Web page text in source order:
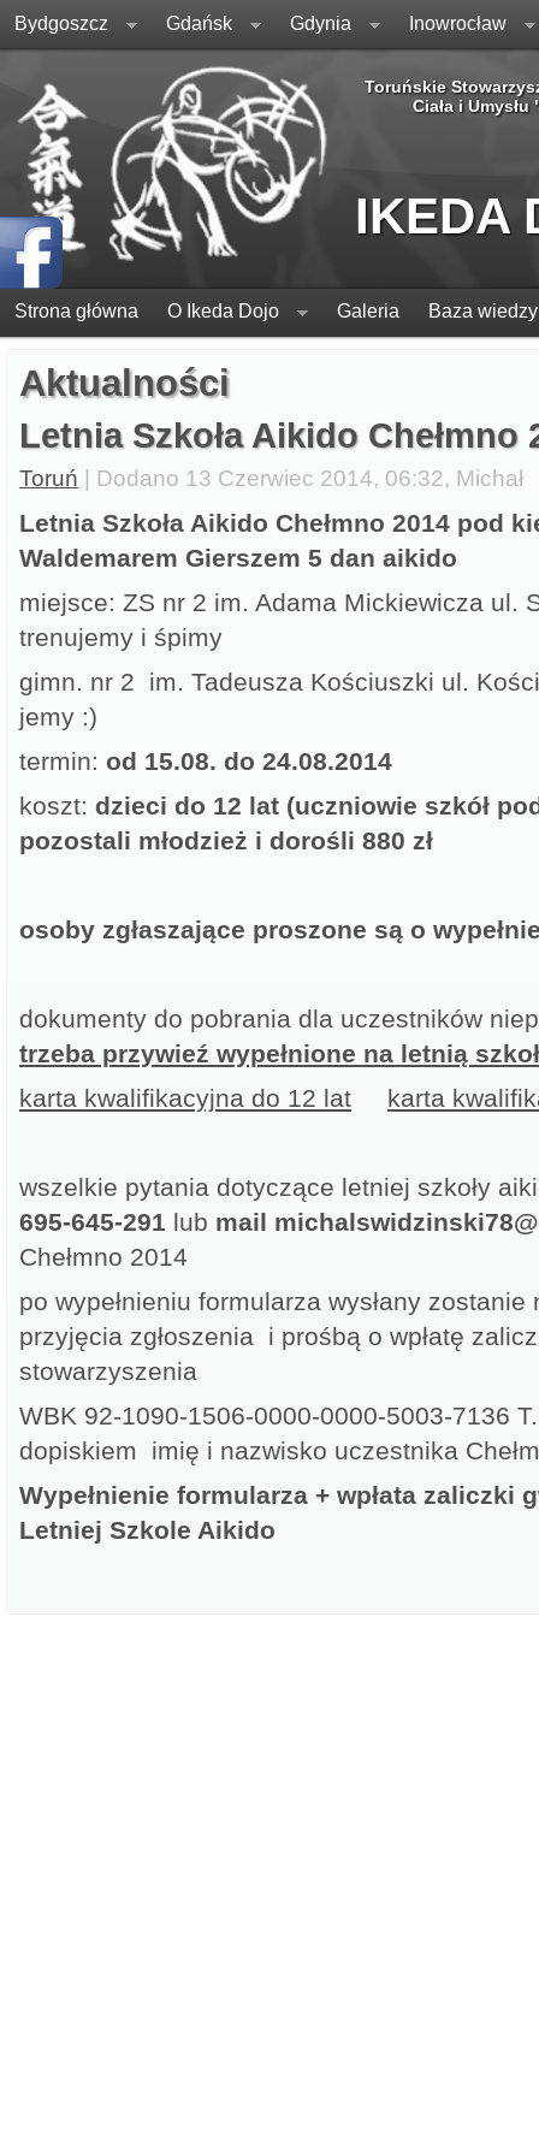
Bydgoszcz Gdańsk Gdynia Inowrocław
Toruńskie
Ciała i Umysłu
IKEDA
Strona główna O Ikeda Dojo Galeria Baza wiedzy
Aktualności
Letnia Szkoła Aikido Chełmno
Toruń | Dodano 13 Czerwiec 2014, 06:32, Michał
Letnia Szkoła Aikido Chełmno 2014 pod
Waldemarem Gierszem 5 dan aikido
miejsce: ZS nr 2 im. Adama Mickiewicza ul.
trenujemy i śpimy
gimn. nr 2 im. Tadeusza Kościuszki ul.
jemy :)
termin: od 15.08. do 24.08.2014
koszt: dzieci do 12 lat (uczniowie szkół
pozostali młodzież i dorośli 880 zł
osoby zgłaszające proszone są o
dokumenty do pobrania dla uczestników
trzeba przywieź wypełnione na letnią
karta kwalifikacyjna do 12 lat
karta
wszelkie pytania dotyczące letniej szkoły
695-645-291 lub mail
Chełmno 2014
po wypełnieniu formularza wysłany
przyjęcia zgłoszenia i prośbą o wpłatę
stowarzyszenia
WBK 92-1090-1506-0000-0000-5003-7136
dopiskiem imię i nazwisko uczestnika
Wypełnienie formularza + wpłata zaliczki
Letniej Szkole Aikido